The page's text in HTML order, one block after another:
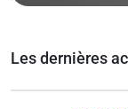
Les dernières